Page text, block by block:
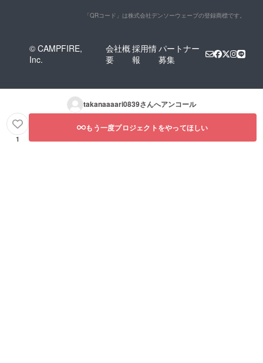
「QRコード」は株式会社デンソーウェーブの登録商標です。
© CAMPFIRE,
Inc.
会社概
要
採用情
報
パートナー
募集
takanaaaari0839さんへアンコール
1
もう一度プロジェクトをやってほしい